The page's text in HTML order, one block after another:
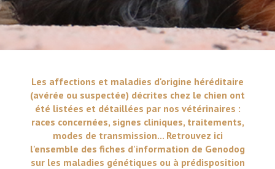
Les affections et maladies d'origine héréditaire
(avérée ou suspectée) décrites chez le chien ont
été listées et détaillées par nos vétérinaires :
races concernées, signes cliniques, traitements,
modes de transmission... Retrouvez ici
l'ensemble des fiches d'information de Genodog
sur les maladies génétiques ou à prédisposition